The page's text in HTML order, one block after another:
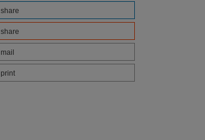
share
share
mail
print